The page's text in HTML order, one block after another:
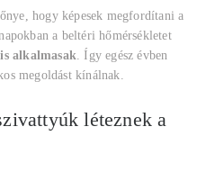
hogy képesek megfordítani a
a beltéri hőmérsékletet
alkalmasak. Így egész évben
megoldást kínálnak.
léteznek a